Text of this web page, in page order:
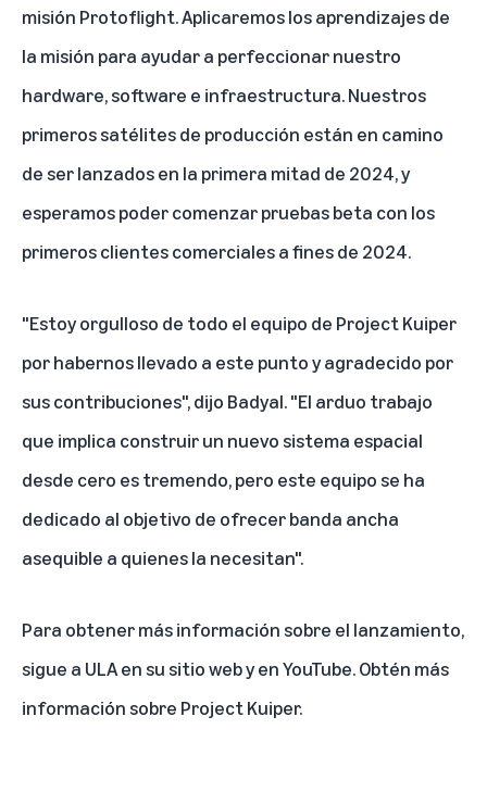
misión Protoflight. Aplicaremos los aprendizajes de
la misión para ayudar a perfeccionar nuestro
hardware, software e infraestructura. Nuestros
primeros satélites de producción están en camino
de ser lanzados en la primera mitad de 2024, y
esperamos poder comenzar pruebas beta con los
primeros clientes comerciales a fines de 2024.
"Estoy orgulloso de todo el equipo de Project Kuiper
por habernos llevado a este punto y agradecido por
sus contribuciones", dijo Badyal. "El arduo trabajo
que implica construir un nuevo sistema espacial
desde cero es tremendo, pero este equipo se ha
dedicado al objetivo de ofrecer banda ancha
asequible a quienes la necesitan".
Para obtener más información sobre el lanzamiento,
sigue a ULA en susitio weby enYouTube.Obtén más
información sobre Project Kuiper.